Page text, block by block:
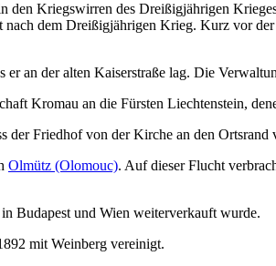
den Kriegswirren des Dreißigjährigen
dem Dreißigjährigen Krieg. Kurz vor
an der alten Kaiserstraße lag. Die
Kromau an die Fürsten Liechtenstein,
der Friedhof von der Kirche an den Ortsrand
Olmütz (Olomouc). Auf dieser Flucht
Budapest und Wien weiterverkauft wurde.
mit Weinberg vereinigt.